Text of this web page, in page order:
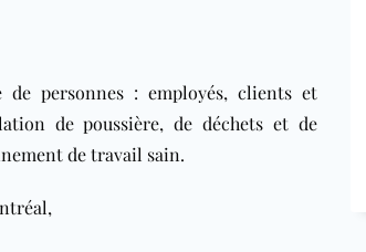
de personnes : employés, clients et
de poussière, de déchets et de
de travail sain.